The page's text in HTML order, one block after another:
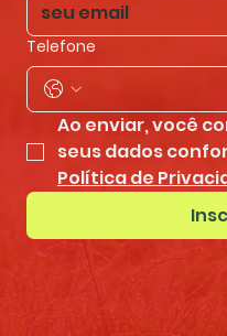
Telefone
Ao enviar, você
Política de